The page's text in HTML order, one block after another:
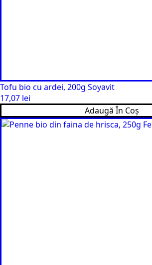
Tofu bio cu ardei, 200g Soyavit
17,07 lei
Adaugă În Coș